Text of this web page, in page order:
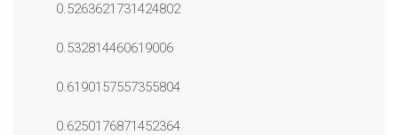
0.5263621731424802
0.532814460619006
0.6190157557355804
0.6250176871452364